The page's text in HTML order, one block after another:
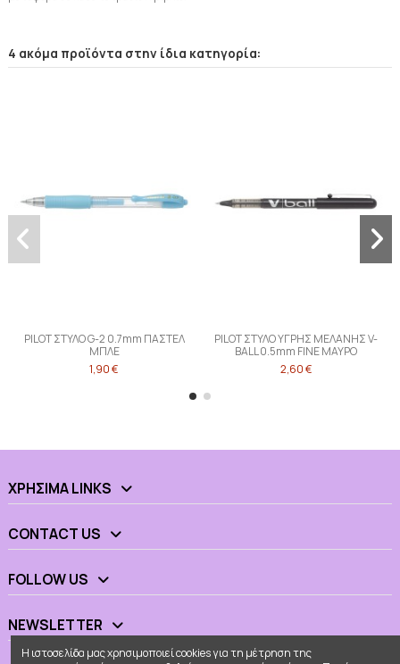
4 ακόμα προϊόντα στην ίδια κατηγορία:
PILOT ΣΤΥΛΟ G-2 0.7mm ΠΑΣΤΕΛ
ΜΠΛΕ
1,90 €
PILOT ΣΤΥΛΟ ΥΓΡΗΣ ΜΕΛΑΝΗΣ V-
BALL 0.5mm FINE ΜΑΥΡΟ
2,60 €
ΧΡΉΣΙΜΑ LINKS
CONTACT US
FOLLOW US
NEWSLETTER
Η ιστοσελίδα μας χρησιμοποιεί cookies για τη μέτρηση της